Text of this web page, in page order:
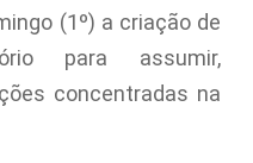
(1º) a criação de
para assumir,
concentradas na